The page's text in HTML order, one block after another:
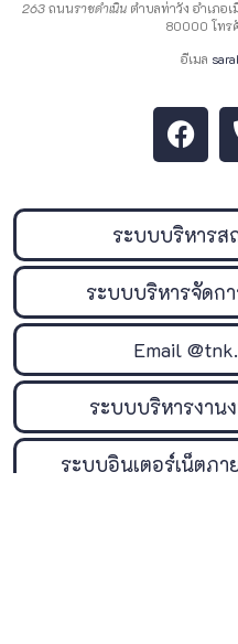
263ถนนราชดำเนินตำบลท่าวัง อำเภอเ
80000 โทร
อีเมล
ระบบบริหารส
ระบบบริหารจัดก
Email
ระบบบริหารงาน
ระบบอินเตอร์เน็ตภา